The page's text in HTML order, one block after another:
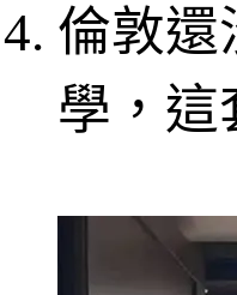
倫敦還
學，這